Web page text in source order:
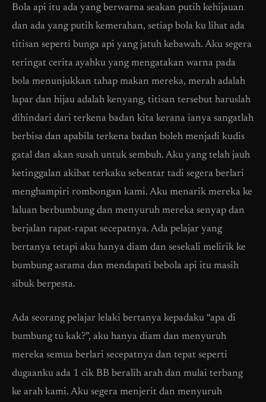
Bola api itu ada yang berwarna seakan putih kehijauan
dan ada yang putih kemerahan, setiap bola ku lihat ada
titisan seperti bunga api yang jatuh kebawah. Aku segera
teringat cerita ayahku yang mengatakan warna pada
bola menunjukkan tahap makan mereka, merah adalah
lapar dan hijau adalah kenyang, titisan tersebut haruslah
dihindari dari terkena badan kita kerana ianya sangatlah
berbisa dan apabila terkena badan boleh menjadi kudis
gatal dan akan susah untuk sembuh. Aku yang telah jauh
ketinggalan akibat terkaku sebentar tadi segera berlari
menghampiri rombongan kami. Aku menarik mereka ke
laluan berbumbung dan menyuruh mereka senyap dan
berjalan rapat-rapat secepatnya. Ada pelajar yang
bertanya tetapi aku hanya diam dan sesekali melirik ke
bumbung asrama dan mendapati bebola api itu masih
sibuk berpesta.
Ada seorang pelajar lelaki bertanya kepadaku “apa di
bumbung tu kak?”, aku hanya diam dan menyuruh
mereka semua berlari secepatnya dan tepat seperti
dugaanku ada 1 cik BB beralih arah dan mulai terbang
ke arah kami. Aku segera menjerit dan menyuruh